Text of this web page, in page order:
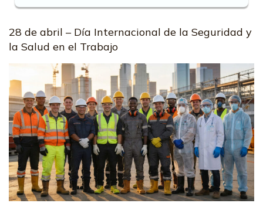
28 de abril – Día Internacional de la Seguridad y
la Salud en el Trabajo